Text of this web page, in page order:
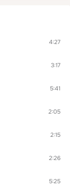
4:27
3:17
5:41
2:05
2:15
2:26
5:25